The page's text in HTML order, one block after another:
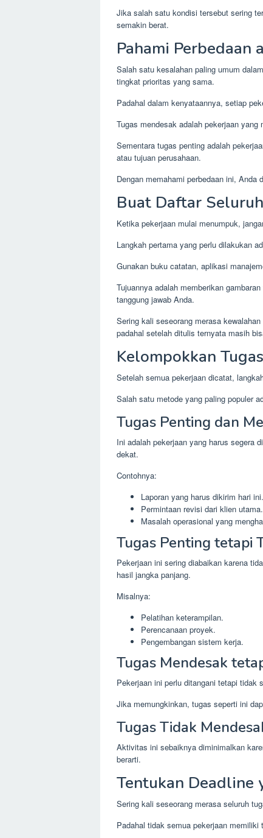
Jika salah satu kondisi tersebut sering
semakin berat.
Pahami Perbedaan
Salah satu kesalahan paling umum
tingkat prioritas yang sama.
Padahal dalam kenyataannya, setiap
Tugas mendesak adalah pekerjaan
Sementara tugas penting adalah
atau tujuan perusahaan.
Dengan memahami perbedaan ini, Anda
Buat Daftar
Ketika pekerjaan mulai menumpuk,
Langkah pertama yang perlu dilakukan
Gunakan buku catatan, aplikasi
Tujuannya adalah memberikan
tanggung jawab Anda.
Sering kali seseorang merasa
padahal setelah ditulis ternyata masih
Kelompokkan
Setelah semua pekerjaan dicatat,
Salah satu metode yang paling populer
Tugas Penting dan
Ini adalah pekerjaan yang harus segera
dekat.
Contohnya:
Laporan yang harus dikirim hari ini.
Permintaan revisi dari klien utama.
Masalah operasional yang
Tugas Penting tetapi
Pekerjaan ini sering diabaikan karena
hasil jangka panjang.
Misalnya:
Pelatihan keterampilan.
Perencanaan proyek.
Pengembangan sistem kerja.
Tugas Mendesak
Pekerjaan ini perlu ditangani tetapi tidak
Jika memungkinkan, tugas seperti ini
Tugas Tidak
Aktivitas ini sebaiknya diminimalkan
berarti.
Tentukan Deadline
Sering kali seseorang merasa seluruh
Padahal tidak semua pekerjaan memiliki